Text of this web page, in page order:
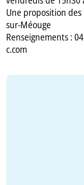
Une proposition
sur-Méouge
Renseignements :
c.com